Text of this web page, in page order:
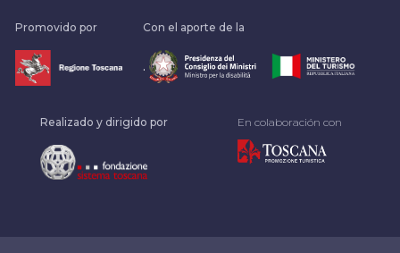
Promovido por Con el aporte de la
.
Realizado y dirigido por En colaboración con